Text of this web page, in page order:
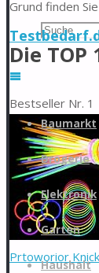
Suchen
nach:
Zum
Inhalt
springen
Baumarkt
Drogerie
Elektronik
Garten
Haushalt
Grund finden
Die
Bestseller Nr. 1
Prtoworior